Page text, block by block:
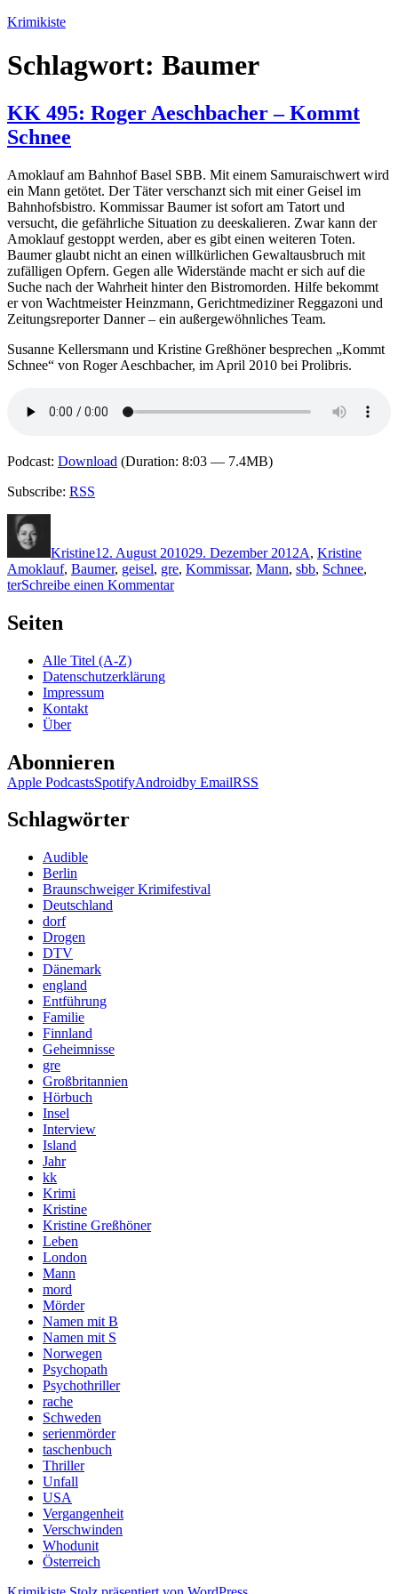
Zum
springen
Krimikiste
Schlagwort: Baumer
KK 495: Roger Aeschbacher – Kommt
Schnee
Amoklauf am Bahnhof Basel SBB. Mit einem Samuraischwert wird
ein Mann getötet. Der Täter verschanzt sich mit einer Geisel im
Bahnhofsbistro. Kommissar Baumer ist sofort am Tatort und
versucht, die gefährliche Situation zu deeskalieren. Zwar kann der
Amoklauf gestoppt werden, aber es gibt einen weiteren Toten.
Baumer glaubt nicht an einen willkürlichen Gewaltausbruch mit
zufälligen Opfern. Gegen alle Widerstände macht er sich auf die
Suche nach der Wahrheit hinter den Bistromorden. Hilfe bekommt
er von Wachtmeister Heinzmann, Gerichtmediziner Reggazoni und
Zeitungsreporter Danner – ein außergewöhnliches Team.
Susanne Kellersmann und Kristine Greßhöner besprechen „Kommt
Schnee“ von Roger Aeschbacher, im April 2010 bei Prolibris.
Podcast: Download (Duration: 8:03 — 7.4MB)
Subscribe: RSS
Kristine12. August 201029. Dezember 2012A, Kristine
Amoklauf, Baumer, geisel, gre, Kommissar, Mann, sbb, Schnee,
terSchreibe einen Kommentarzu
Seiten
Alle Titel (A-Z)
Datenschutzerklärung
Impressum
Kontakt
Über
Abonnieren
Apple PodcastsSpotifyAndroidby EmailRSS
Schlagwörter
Audible
Berlin
Braunschweiger Krimifestival
Deutschland
dorf
Drogen
DTV
Dänemark
england
Entführung
Familie
Finnland
Geheimnisse
gre
Großbritannien
Hörbuch
Insel
Interview
Island
Jahr
kk
Krimi
Kristine
Kristine Greßhöner
Leben
London
Mann
mord
Mörder
Namen mit B
Namen mit S
Norwegen
Psychopath
Psychothriller
rache
Schweden
serienmörder
taschenbuch
Thriller
Unfall
USA
Vergangenheit
Verschwinden
Whodunit
Österreich